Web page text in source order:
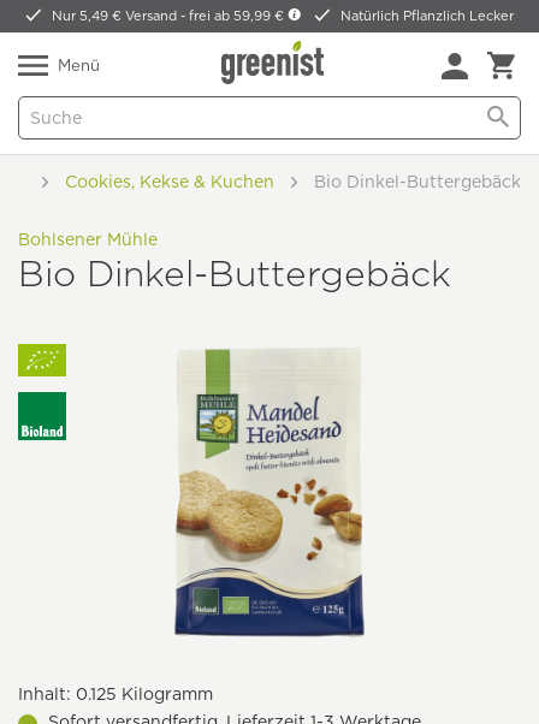
Nur 5,49 € Versand -frei ab 59,99 € Natürlich Pflanzlich Lecker
Menü
Cookies, Kekse & Kuchen Bio Dinkel-Buttergebäck
Bohlsener Mühle
Bio Dinkel-Buttergebäck
Inhalt: 0.125 Kilogramm